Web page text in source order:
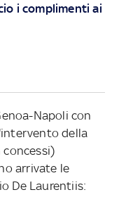
i complimenti ai
Napoli con
della
arrivate le
De Laurentiis: